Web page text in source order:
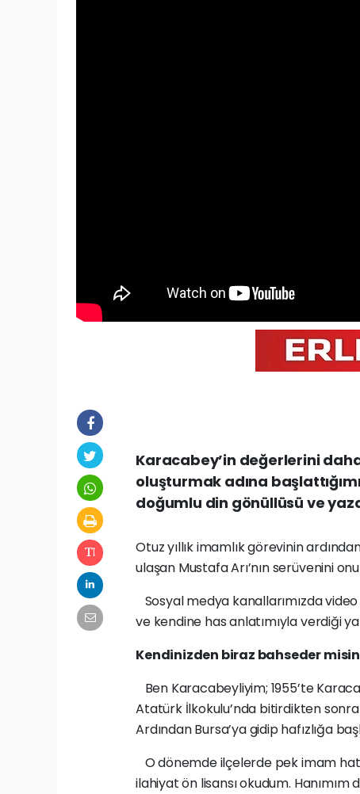
Karacabey’in değerlerini
oluşturmak adına
doğumlu din gönüllüsü ve
Otuz yıllık imamlık görevinin
ulaşan Mustafa Arı’nın serüvenini
Sosyal medya kanallarımızda
ve kendine has anlatımıyla verdiği
Kendinizden biraz bahseder
Ben Karacabeyliyim; 1955’te
Atatürk İlkokulu’nda bitirdikten sonra
Ardından Bursa’ya gidip hafızlığa
O dönemde ilçelerde pek imam
ilahiyat ön lisansı okudum. Hanımım